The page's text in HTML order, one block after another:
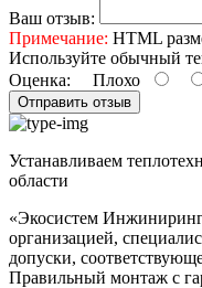
Ваш отзыв:
Примечание: HTML
Используйте обычный
Оценка: Плохо
Отправить отзыв
Устанавливаем
области
«Экосистем
организацией,
допуски,
Правильный монтаж с